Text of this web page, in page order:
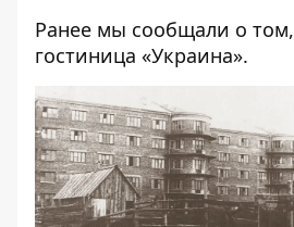
Ранее мы сообщали о том,
гостиница «Украина».